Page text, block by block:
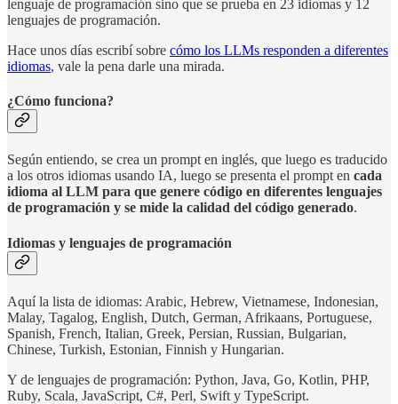
lenguaje de programación sino que se prueba en 23 idiomas y 12
lenguajes de programación.
Hace unos días escribí sobre cómo los LLMs responden a diferentes
idiomas, vale la pena darle una mirada.
¿Cómo funciona?
Según entiendo, se crea un prompt en inglés, que luego es traducido
a los otros idiomas usando IA, luego se presenta el prompt en cada
idioma al LLM para que genere código en diferentes lenguajes
de programación y se mide la calidad del código generado.
Idiomas y lenguajes de programación
Aquí la lista de idiomas: Arabic, Hebrew, Vietnamese, Indonesian,
Malay, Tagalog, English, Dutch, German, Afrikaans, Portuguese,
Spanish, French, Italian, Greek, Persian, Russian, Bulgarian,
Chinese, Turkish, Estonian, Finnish y Hungarian.
Y de lenguajes de programación: Python, Java, Go, Kotlin, PHP,
Ruby, Scala, JavaScript, C#, Perl, Swift y TypeScript.